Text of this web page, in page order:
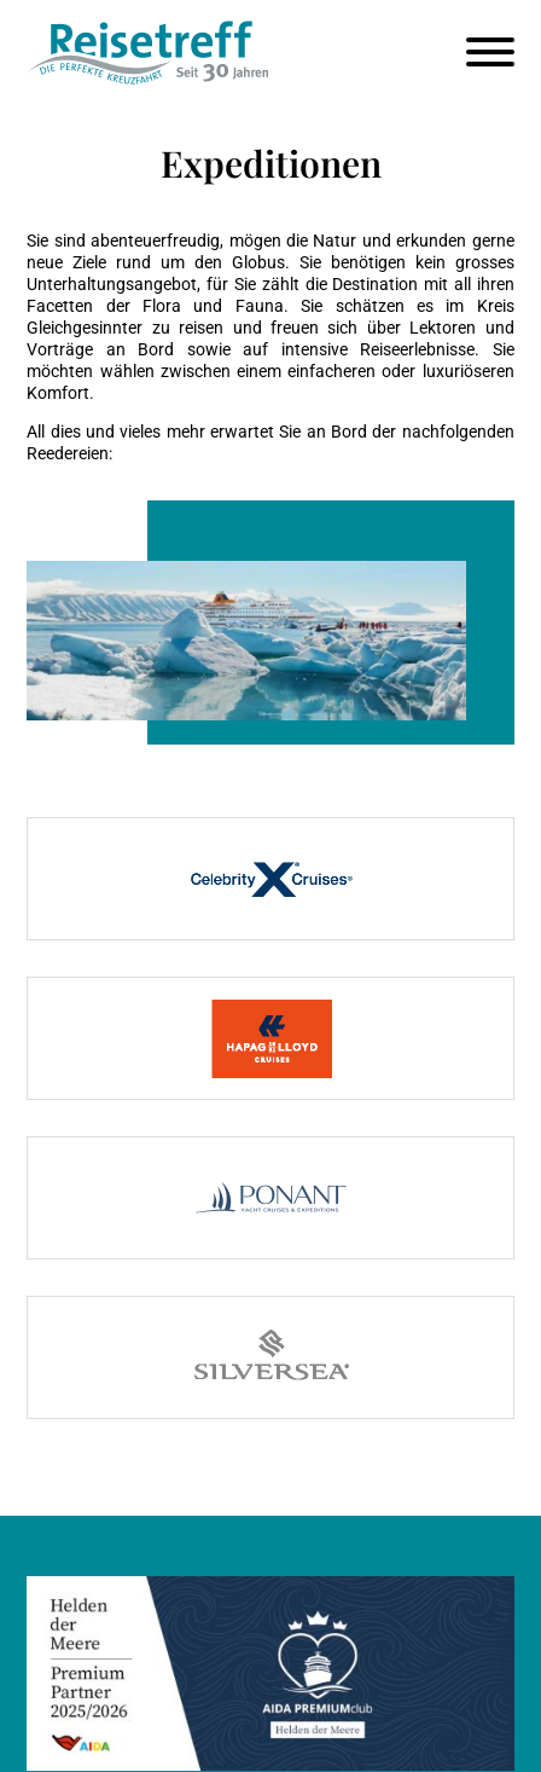
Expeditionen
Sie sind abenteuerfreudig, mögen die Natur und erkunden gerne
neue Ziele rund um den Globus. Sie benötigen kein grosses
Unterhaltungsangebot, für Sie zählt die Destination mit all ihren
Facetten der Flora und Fauna. Sie schätzen es im Kreis
Gleichgesinnter zu reisen und freuen sich über Lektoren und
Vorträge an Bord sowie auf intensive Reiseerlebnisse. Sie
möchten wählen zwischen einem einfacheren oder luxuriöseren
Komfort.
All dies und vieles mehr erwartet Sie an Bord der nachfolgenden
Reedereien: